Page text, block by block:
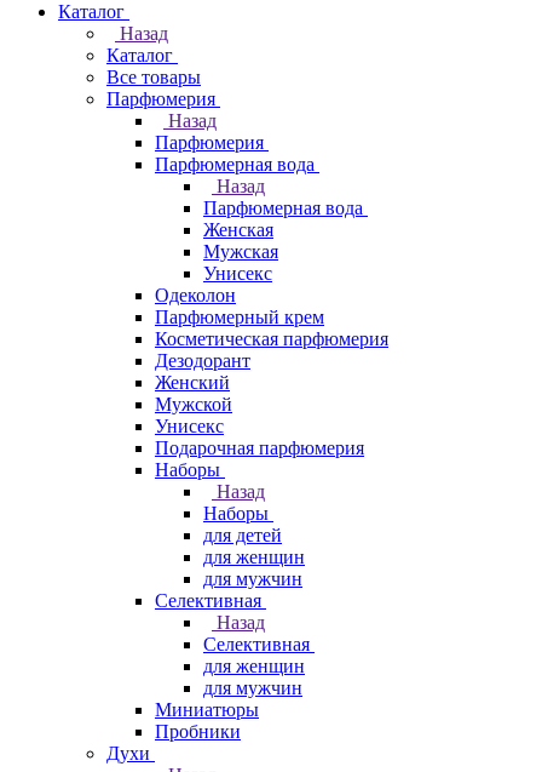
Каталог
Назад
Каталог
Все товары
Парфюмерия
Назад
Парфюмерия
Парфюмерная вода
Назад
Парфюмерная вода
Женская
Мужская
Унисекс
Одеколон
Парфюмерный крем
Косметическая парфюмерия
Дезодорант
Женский
Мужской
Унисекс
Подарочная парфюмерия
Наборы
Назад
Наборы
для детей
для женщин
для мужчин
Селективная
Назад
Селективная
для женщин
для мужчин
Миниатюры
Пробники
Духи